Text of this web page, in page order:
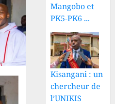
Mangobo et
PK5-PK6 ...
Kisangani : un
chercheur de
l’UNIKIS